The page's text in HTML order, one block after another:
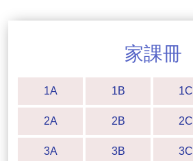
家課冊
1A 1B 1C
2A 2B 2C
3A 3B 3C